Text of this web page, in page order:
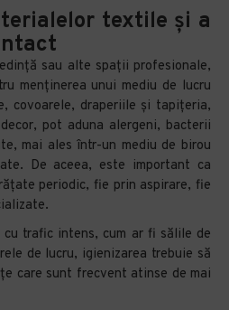
textile și a
sau alte spații profesionale,
menținerea unui mediu de lucru
covoarele, draperiile și tapițeria,
pot aduna alergeni, bacterii
mai ales într-un mediu de birou
De aceea, este important ca
periodic, fie prin aspirare, fie
trafic intens, cum ar fi sălile de
de lucru, igienizarea trebuie să
care sunt frecvent atinse de mai